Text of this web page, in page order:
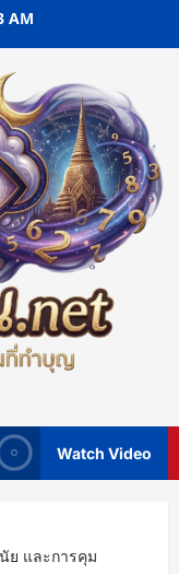
AM
Watch Video
ย และการคุม